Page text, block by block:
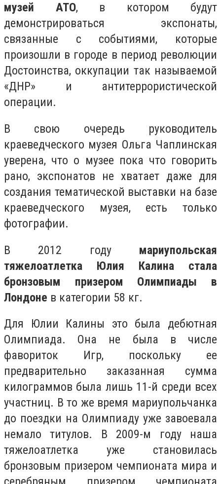
музей АТО, в котором будут
демонстрироваться экспонаты,
связанные с событиями, которые
произошли в городе в период революции
Достоинства, оккупации так называемой
«ДНР» и антитеррористической
операции.
В свою очередь руководитель
краеведческого музея Ольга Чаплинская
уверена, что о музее пока что говорить
рано, экспонатов не хватает даже для
создания тематической выставки на базе
краеведческого музея, есть только
фотографии.
В 2012 году мариупольская
тяжелоатлетка Юлия Калина стала
бронзовым призером Олимпиады в
Лондоне в категории 58 кг.
Для Юлии Калины это была дебютная
Олимпиада. Она не была в числе
фавориток Игр, поскольку ее
предварительно заказанная сумма
килограммов была лишь 11-й среди всех
участниц. В то же время мариупольчанка
до поездки на Олимпиаду уже завоевала
немало титулов. В 2009-м году наша
тяжелоатлетка уже становилась
бронзовым призером чемпионата мира и